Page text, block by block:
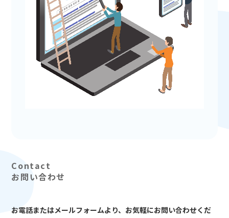
お問い合わせ
お電話またはメールフォームより、 お気軽にお問い合わせくだ